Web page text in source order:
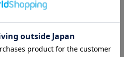
み、足元のオシャレが楽しめま
気に入りです。